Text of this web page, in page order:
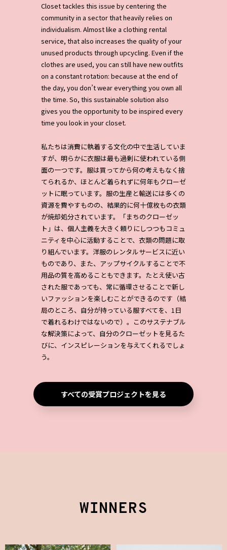
Closet tackles this issue by centering the
community in a sector that heavily relies on
individualism. Almost like a clothing rental
service, that also increases the quality of your
unused products through upcycling. Even if the
clothes are used, you can still have new outfits
on a constant rotation: because at the end of
the day, you don’t wear everything you own all
the time. So, this sustainable solution also
gives you the opportunity to be inspired every
time you look in your closet.
私たちは消費に執着する文化の中で生活していま
すが、明らかに衣服は最も過剰に使われている側
面の一つです。服は買ってから何の考えもなく捨
てられるか、ほとんど着られずに何年もクローゼ
ットに眠っています。服の生産と輸送には多くの
資源を費やすものの、結果的に何十億枚もの衣類
が焼却処分されています。「まちのクローゼッ
ト」は、個人主義を大きく頼りにしつつもコミュ
ニティを中心に活動することで、衣類の問題に取
り組んでいます。洋服のレンタルサービスに近い
ものであり、また、アップサイクルすることで不
用品の質を高めることもできます。たとえ使い古
された服であっても、常に循環させることで新し
いファッションを楽しむことができるのです（結
局のところ、自分が持っている服すべてを、1日
で着れるわけではないので）。このサステナブル
な解決策によって、自分のクローゼットを見るた
びに、インスピレーションを与えてくれるでしょ
う。
すべての受賞プロジェクトを見る
WINNERS